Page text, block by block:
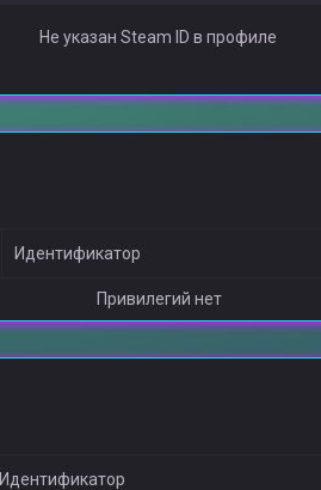
Не указан Steam ID в профиле
Идентификатор
Привилегий нет
Идентификатор